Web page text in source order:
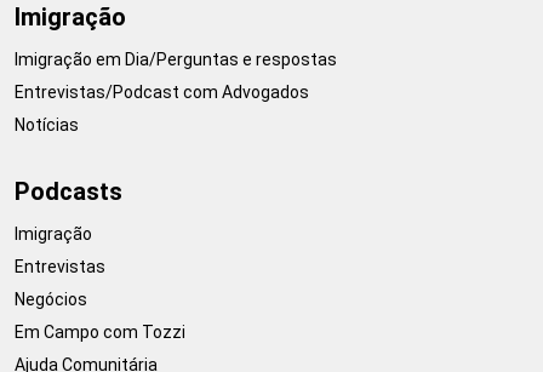
Imigração
Imigração em Dia/Perguntas e respostas
Entrevistas/Podcast com Advogados
Notícias
Podcasts
Imigração
Entrevistas
Negócios
Em Campo com Tozzi
Ajuda Comunitária